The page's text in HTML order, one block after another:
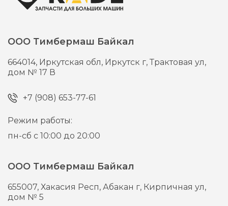
ООО Тимбермаш Байкал
664014, Иркутская обл, Иркутск г,Трактовая ул,
дом № 17 В
+7 (908) 653-77-61
Режим работы:
пн-сб с 10:00 до 20:00
ООО Тимбермаш Байкал
655007,Хакасия Респ, Абакан г, Кирпичная ул,
дом № 5